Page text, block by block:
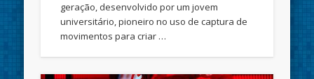
geração, desenvolvido por um jovem
universitário, pioneiro no uso de captura de
movimentos para criar …